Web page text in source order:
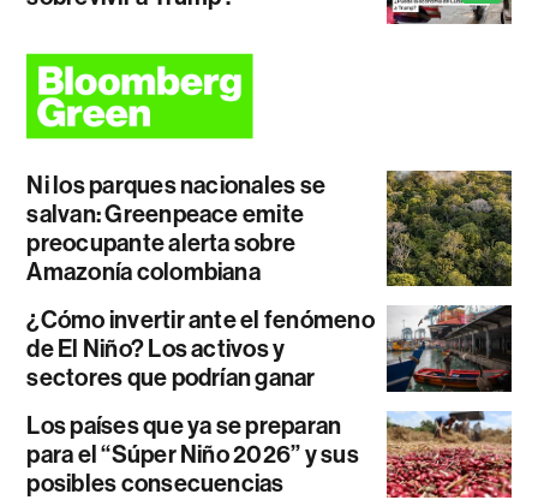
Ni los parques nacionales se
salvan: Greenpeace emite
preocupante alerta sobre
Amazonía colombiana
¿Cómo invertir ante el fenómeno
de El Niño? Los activos y
sectores que podrían ganar
Los países que ya se preparan
para el “Súper Niño 2026” y sus
posibles consecuencias